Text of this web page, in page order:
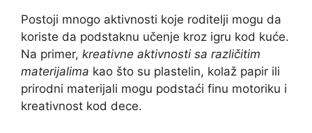
Postoji mnogo aktivnosti koje roditelji mogu da
koriste da podstaknu učenje kroz igru kod kuće.
Na primer, kreativne aktivnosti sa različitim
materijalima kao što su plastelin, kolaž papir ili
prirodni materijali mogu podstaći finu motoriku i
kreativnost kod dece.